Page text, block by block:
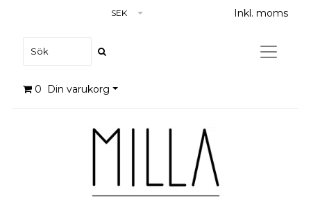
SEK Inkl. moms
0 Din varukorg